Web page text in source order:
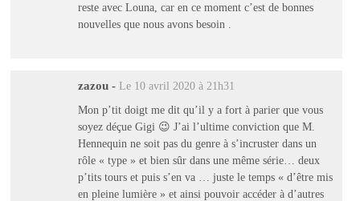
reste avec Louna, car en ce moment c’est de bonnes
nouvelles que nous avons besoin .
zazou - Le 10 avril 2020 à 21h31
Mon p’tit doigt me dit qu’il y a fort à parier que vous
soyez déçue Gigi 😉 J’ai l’ultime conviction que M.
Hennequin ne soit pas du genre à s’incruster dans un
rôle « type » et bien sûr dans une même série… deux
p’tits tours et puis s’en va … juste le temps « d’être mis
en pleine lumière » et ainsi pouvoir accéder à d’autres